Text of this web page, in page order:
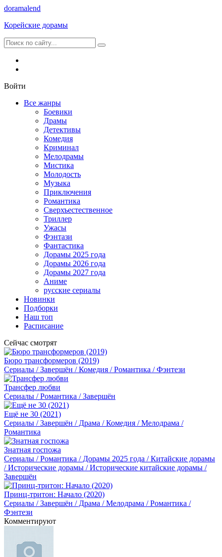
doramalend
Корейские дорамы
Войти
Все жанры
Боевики
Драмы
Детективы
Комедия
Криминал
Мелодрамы
Мистика
Молодость
Музыка
Приключения
Романтика
Сверхъестественное
Триллер
Ужасы
Фэнтази
Фантастика
Дорамы 2025 года
Дорамы 2026 года
Дорамы 2027 года
Аниме
русские сериалы
Новинки
Подборки
Наш топ
Расписание
Сейчас смотрят
Бюро трансформеров (2019)
Сериалы / Завершён / Комедия / Романтика / Фэнтези
Трансфер любви
Сериалы / Романтика / Завершён
Ещё не 30 (2021)
Сериалы / Завершён / Драма / Комедия / Мелодрама /
Романтика
Знатная госпожа
Сериалы / Романтика / Дорамы 2025 года / Китайские дорамы
/ Исторические дорамы / Исторические китайские дорамы /
Завершён
Принц-тритон: Начало (2020)
Сериалы / Завершён / Драма / Мелодрама / Романтика /
Фэнтези
Комментируют